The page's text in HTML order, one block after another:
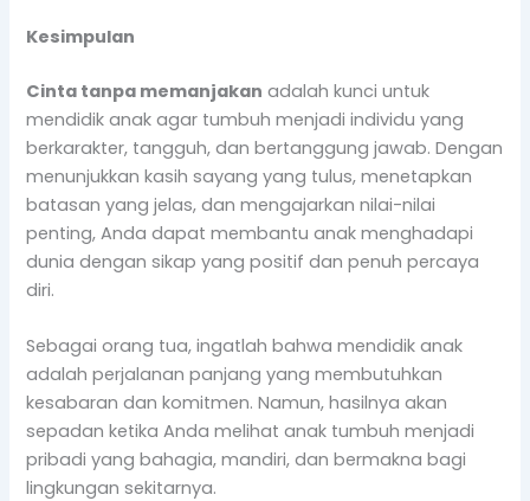
Kesimpulan
Cinta tanpa memanjakan adalah kunci untuk
mendidik anak agar tumbuh menjadi individu yang
berkarakter, tangguh, dan bertanggung jawab. Dengan
menunjukkan kasih sayang yang tulus, menetapkan
batasan yang jelas, dan mengajarkan nilai-nilai
penting, Anda dapat membantu anak menghadapi
dunia dengan sikap yang positif dan penuh percaya
diri.
Sebagai orang tua, ingatlah bahwa mendidik anak
adalah perjalanan panjang yang membutuhkan
kesabaran dan komitmen. Namun, hasilnya akan
sepadan ketika Anda melihat anak tumbuh menjadi
pribadi yang bahagia, mandiri, dan bermakna bagi
lingkungan sekitarnya.